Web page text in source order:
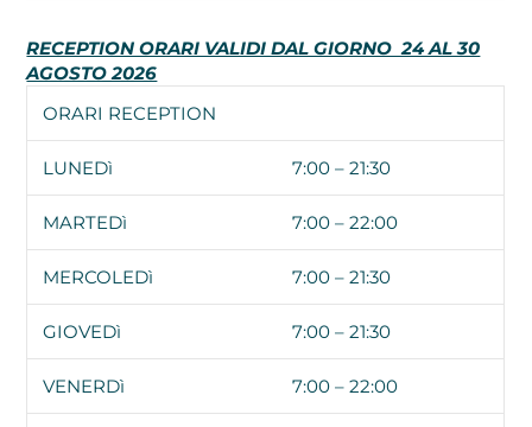
RECEPTION ORARI VALIDI DAL GIORNO 24 AL 30
AGOSTO 2026
ORARI RECEPTION
LUNEDì 7:00 – 21:30
MARTEDì 7:00 – 22:00
MERCOLEDì 7:00 – 21:30
GIOVEDì 7:00 – 21:30
VENERDì 7:00 – 22:00